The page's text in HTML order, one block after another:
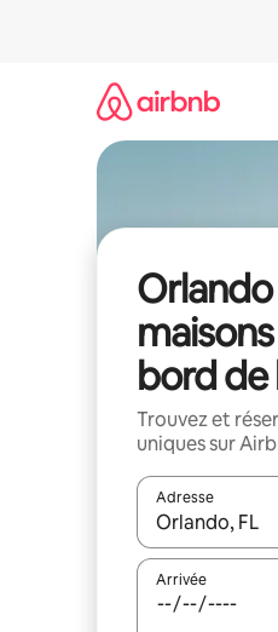
bord de
Trouvez et
uniques sur
Adresse
Lorsque les
Arrivée